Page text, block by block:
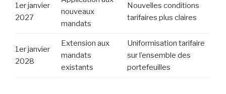
1er janvier
2027
nouveaux
mandats
Nouvelles conditions
tarifaires plus claires
1er janvier
2028
Extension aux
mandats
existants
Uniformisation tarifaire
sur l’ensemble des
portefeuilles